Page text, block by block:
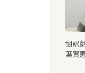
翻訳
葉賀